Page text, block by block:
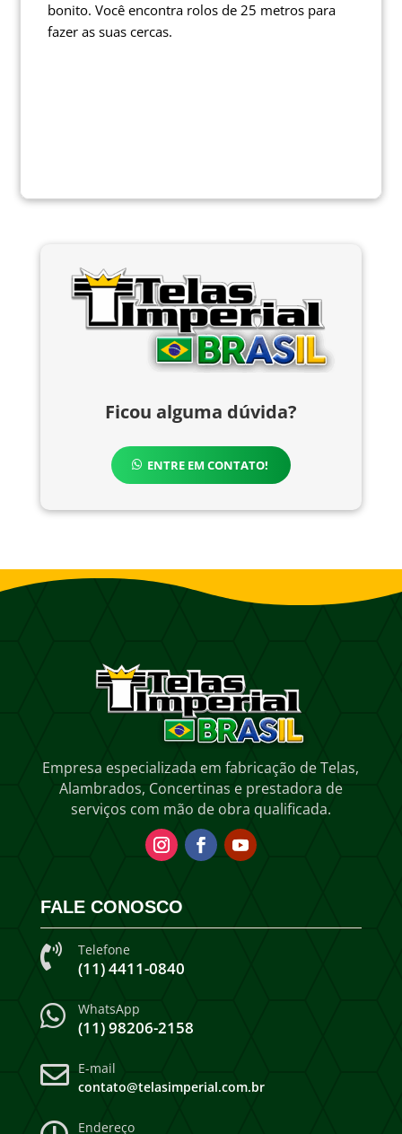
bonito. Você encontra rolos de 25 metros para
fazer as suas cercas.
Ficou alguma dúvida?
ENTRE EM CONTATO!
Empresa especializada em fabricação de Telas,
Alambrados, Concertinas e prestadora de
serviços com mão de obra qualificada.
FALE CONOSCO
 Telefone
(11) 4411-0840
 WhatsApp
(11) 98206-2158
 E-mail
contato@telasimperial.com.br
Endereço